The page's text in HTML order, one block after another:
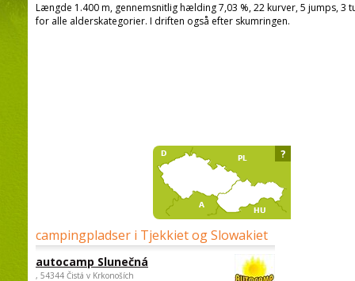
Længde 1.400 m, gennemsnitlig hælding 7,03 %, 22 kurver, 5 jumps, 3
for alle alderskategorier. I driften også efter skumringen.
campingpladser i Tjekkiet og Slowakiet
autocamp Slunečná
, 54344 Čistá v Krkonoších
?